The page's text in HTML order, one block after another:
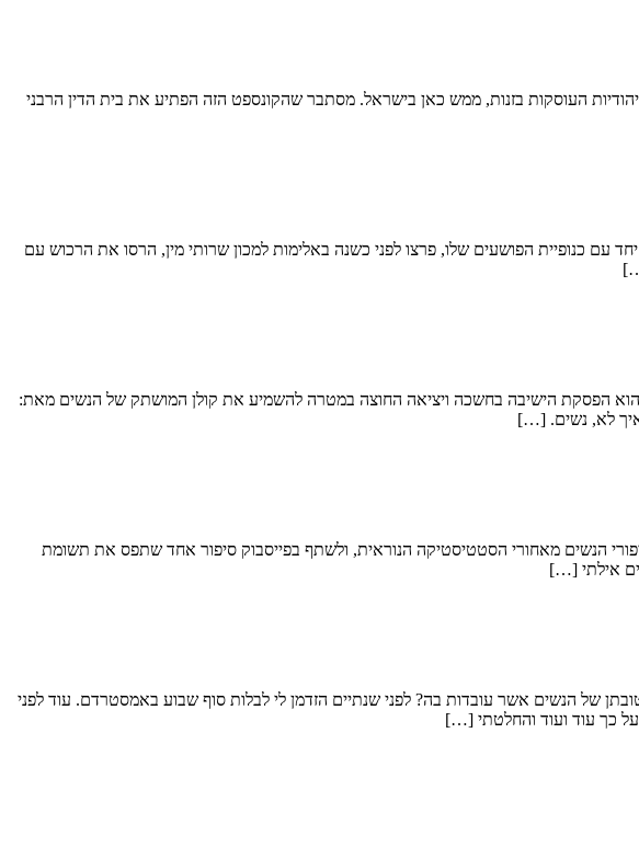
העוסקות בזנות, ממש כאן בישראל. מסתבר שהקונספט הזה הפתיע את בית הדין הרבני
עם כנופיית הפושעים שלו, פרצו לפני כשנה באלימות למכון שרותי מין, הרסו את הרכוש עם
הוא הפסקת הישיבה בחשכה ויציאה החוצה במטרה להשמיע את קולן המושתק של הנשים מאת:
את סיפורי הנשים מאחורי הסטטיסטיקה הנוראית, ולשתף בפייסבוק סיפור אחד שתפס את תשומת
אילתי […]
של הנשים אשר עובדות בה? לפני שנתיים הזדמן לי לבלות סוף שבוע באמסטרדם. עוד לפני
כך עוד ועוד והחלטתי […]